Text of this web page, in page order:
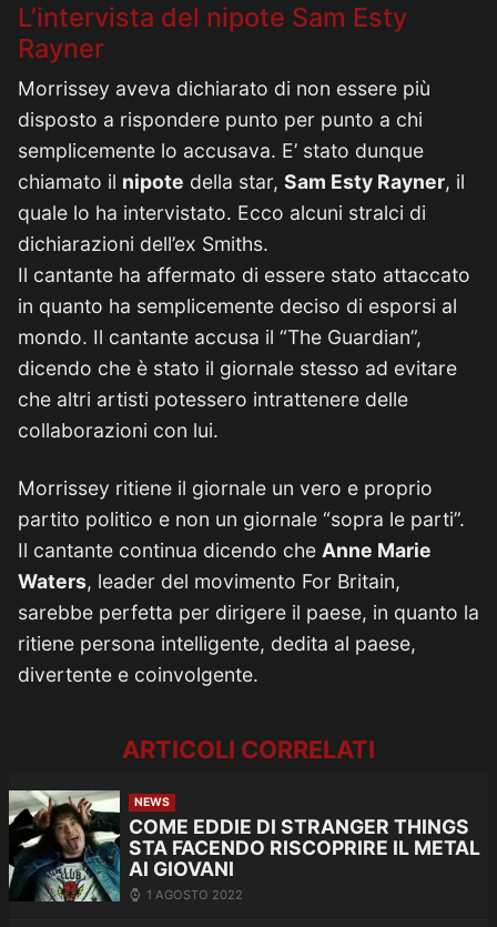
L’intervista del nipote Sam Esty
Rayner
Morrissey aveva dichiarato di non essere più
disposto a rispondere punto per punto a chi
semplicemente lo accusava. E’ stato dunque
chiamato il nipote della star, Sam Esty Rayner, il
quale lo ha intervistato. Ecco alcuni stralci di
dichiarazioni dell’ex Smiths.
Il cantante ha affermato di essere stato attaccato
in quanto ha semplicemente deciso di esporsi al
mondo. Il cantante accusa il “The Guardian”,
dicendo che è stato il giornale stesso ad evitare
che altri artisti potessero intrattenere delle
collaborazioni con lui.
Morrissey ritiene il giornale un vero e proprio
partito politico e non un giornale “sopra le parti”.
Il cantante continua dicendo che Anne Marie
Waters, leader del movimento For Britain,
sarebbe perfetta per dirigere il paese, in quanto la
ritiene persona intelligente, dedita al paese,
divertente e coinvolgente.
ARTICOLI CORRELATI
NEWS
COME EDDIE DI STRANGER THINGS
STA FACENDO RISCOPRIRE IL METAL
AI GIOVANI
1 AGOSTO 2022